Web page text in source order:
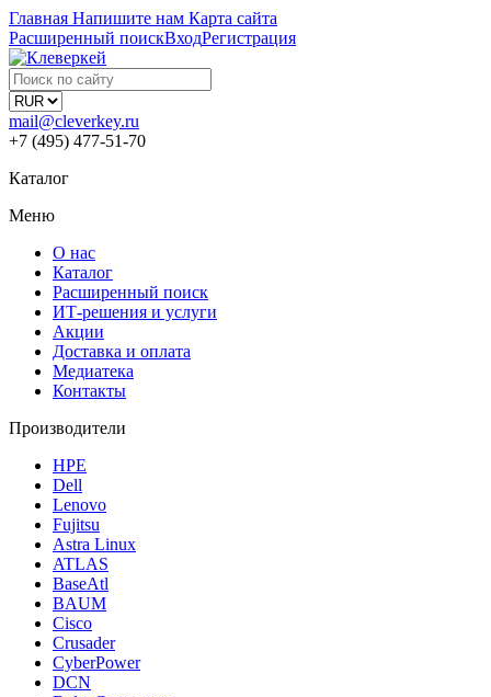
Главная Напишите нам Карта сайта
Расширенный поискВходРегистрация
mail@cleverkey.ru
+7 (495) 477-51-70
Каталог
Меню
О нас
Каталог
Расширенный поиск
ИТ-решения и услуги
Акции
Доставка и оплата
Медиатека
Контакты
Производители
HPE
Dell
Lenovo
Fujitsu
Astra Linux
ATLAS
BaseAtl
BAUM
Cisco
Crusader
CyberPower
DCN